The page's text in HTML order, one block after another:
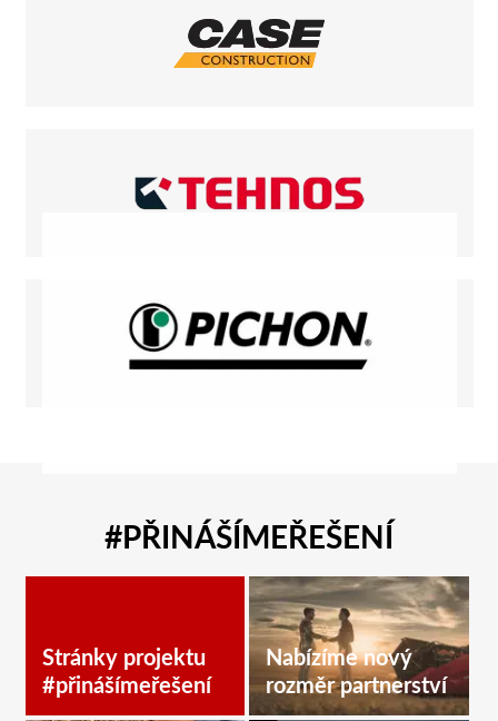
#PŘINÁŠÍMEŘEŠENÍ
Stránky projektu
#přinášímeřešení
Nabízíme nový
rozměr partnerství